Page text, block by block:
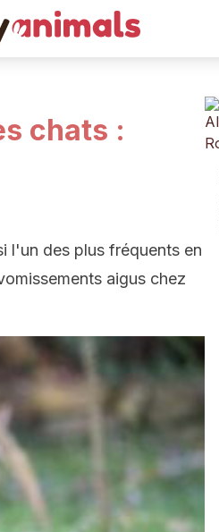
chats :
l'un des plus fréquents en
aigus chez